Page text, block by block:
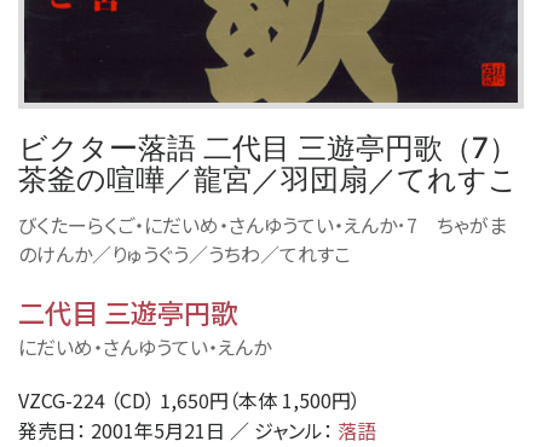
ビクター落語 二代目 三遊亭円歌（7）
茶釜の喧嘩／龍宮／羽団扇／てれすこ
びくたーらくご・にだいめ・さんゆうてい・えんか･7 ちゃがま
のけんか／りゅうぐう／うちわ／てれすこ
二代目 三遊亭円歌
にだいめ・さんゆうてい・えんか
VZCG-224 （CD） 1,650円（本体 1,500円）
発売日： 2001年5月21日 ／ ジャンル： 落語